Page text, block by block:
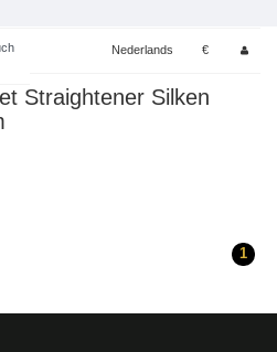
Nederlands €
Straightener Silken
1